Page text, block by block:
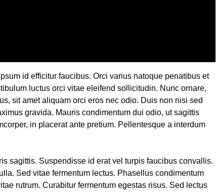
id efficitur faucibus. Orci varius natoque penatibus et
luctus orci vitae eleifend sollicitudin. Nunc ornare,
sit amet aliquam orci eros nec odio. Duis non nisi sed
gravida. Mauris condimentum dui odio, ut sagittis
in placerat ante pretium. Pellentesque a interdum
sagittis. Suspendisse id erat vel turpis faucibus convallis.
Sed vitae fermentum lectus. Phasellus condimentum
rutrum. Curabitur fermentum egestas risus. Sed lectus